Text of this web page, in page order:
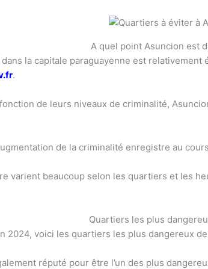
A quel point Asuncion est
la capitale paraguayenne est
.
de leurs niveaux de criminalité,
de la criminalité enregistre au
varient beaucoup selon les quartiers et les
Quartiers les plus
2024, voici les quartiers les plus dangereux de
réputé pour être l’un des plus